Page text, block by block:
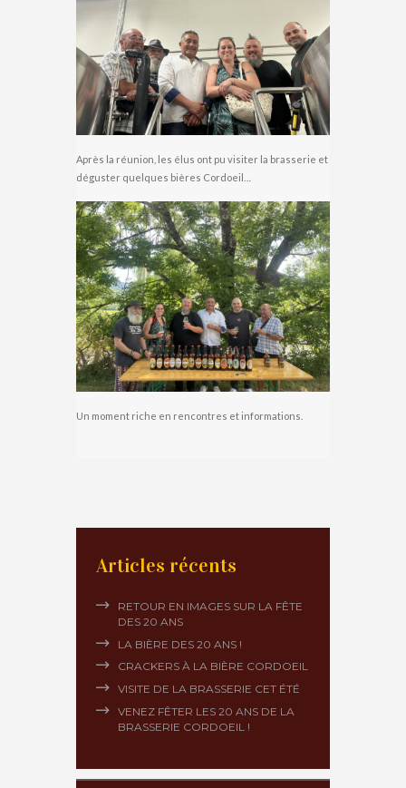
Après la réunion, les élus ont pu visiter la brasserie et
déguster quelques bières Cordoeil…
Un moment riche en rencontres et informations.
Articles récents
RETOUR EN IMAGES SUR LA FÊTE
DES 20 ANS
LA BIÈRE DES 20 ANS !
CRACKERS À LA BIÈRE CORDOEIL
VISITE DE LA BRASSERIE CET ÉTÉ
VENEZ FÊTER LES 20 ANS DE LA
BRASSERIE CORDOEIL !